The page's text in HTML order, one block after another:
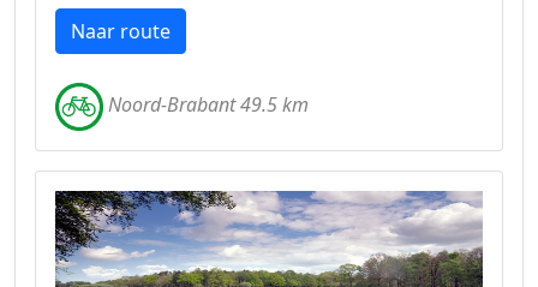
Naar route
Noord-Brabant 49.5 km